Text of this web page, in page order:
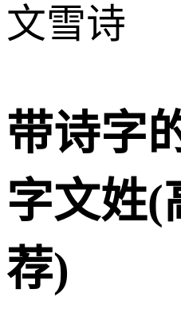
文雪诗
带诗字
字文姓(
荐)